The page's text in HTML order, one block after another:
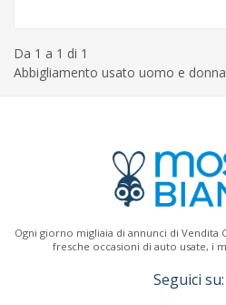
Da 1 a 1 di 1
Abbigliamento usato uomo e
Ogni giorno migliaia di annunci di Vendita
fresche occasioni di auto usate, i
Seguici su: